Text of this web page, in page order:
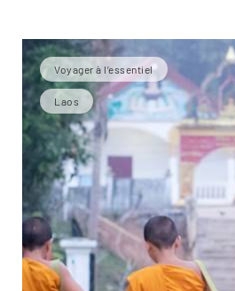
Voyager à l’essentiel
Laos